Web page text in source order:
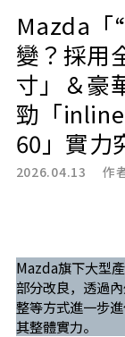
Mazda「
變？採用
寸」＆豪
勁「
60」實力
2026.04.13 作
Mazda旗下大型
部分改良，透過
整等方式進一步
其整體實力。